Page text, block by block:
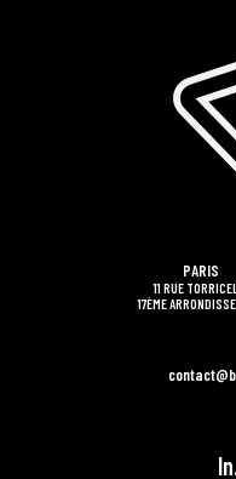
PARIS
11 RUE
17ÈME